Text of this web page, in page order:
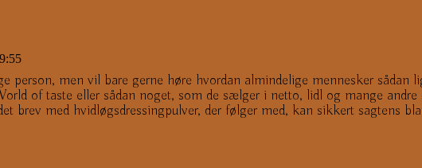
person, men vil bare gerne høre hvordan almindelige mennesker
of taste eller sådan noget, som de sælger i netto, lidl og mange
brev med hvidløgsdressingpulver, der følger med, kan sikkert sagtens